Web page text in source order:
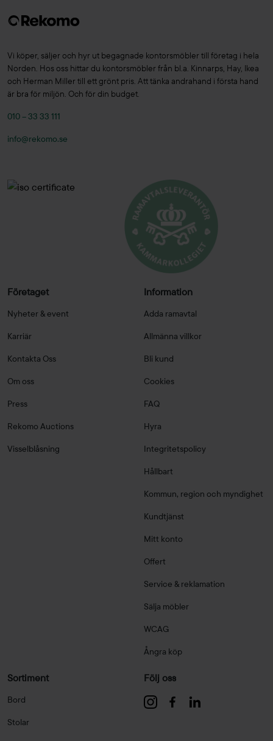
Vi köper, säljer och hyr ut begagnade kontorsmöbler till företag i hela
Norden. Hos oss hittar du kontorsmöbler från bl.a. Kinnarps, Hay, Ikea
och Herman Miller till ett grönt pris. Att tänka andrahand i första hand
är bra för miljön. Och för din budget.
010 – 33 33 111
info@rekomo.se
Företaget
Nyheter & event
Karriär
Kontakta Oss
Om oss
Press
Rekomo Auctions
Visselblåsning
Information
Adda ramavtal
Allmänna villkor
Bli kund
Cookies
FAQ
Hyra
Integritetspolicy
Hållbart
Kommun, region och myndighet
Kundtjänst
Mitt konto
Offert
Service & reklamation
Sälja möbler
WCAG
Ångra köp
Sortiment
Bord
Stolar
Följ oss